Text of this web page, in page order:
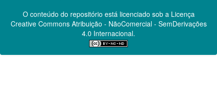
O conteúdo do repositório está licenciado sob a Licença
Creative CommonsAtribuição - NãoComercial - SemDerivações
4.0 Internacional.